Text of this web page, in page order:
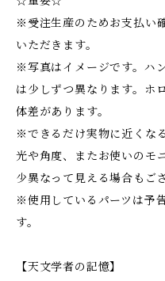
※受注生産のためお支払い
いただきます。
※写真はイメージです。ハ
は少しずつ異なります。ホ
体差があります。
※できるだけ実物に近くな
光や角度、またお使いのモ
少異なって見える場合もご
※使用しているパーツは予
す。
【天文学者の記憶】